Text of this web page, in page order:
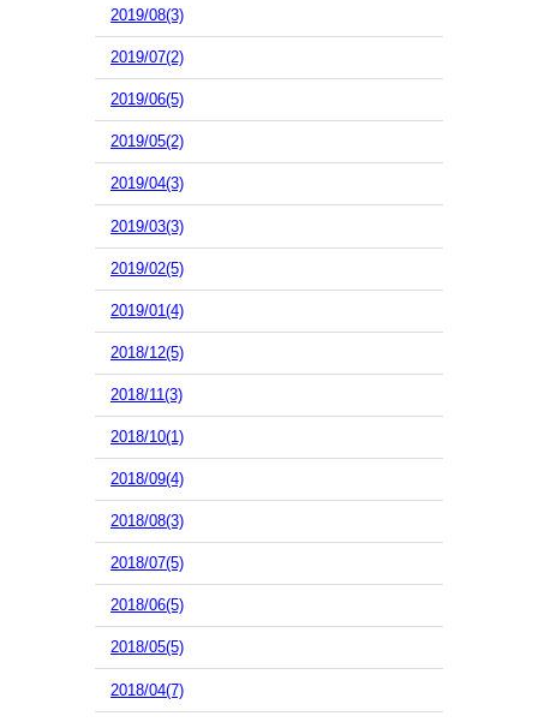
2019/08(3)
2019/07(2)
2019/06(5)
2019/05(2)
2019/04(3)
2019/03(3)
2019/02(5)
2019/01(4)
2018/12(5)
2018/11(3)
2018/10(1)
2018/09(4)
2018/08(3)
2018/07(5)
2018/06(5)
2018/05(5)
2018/04(7)